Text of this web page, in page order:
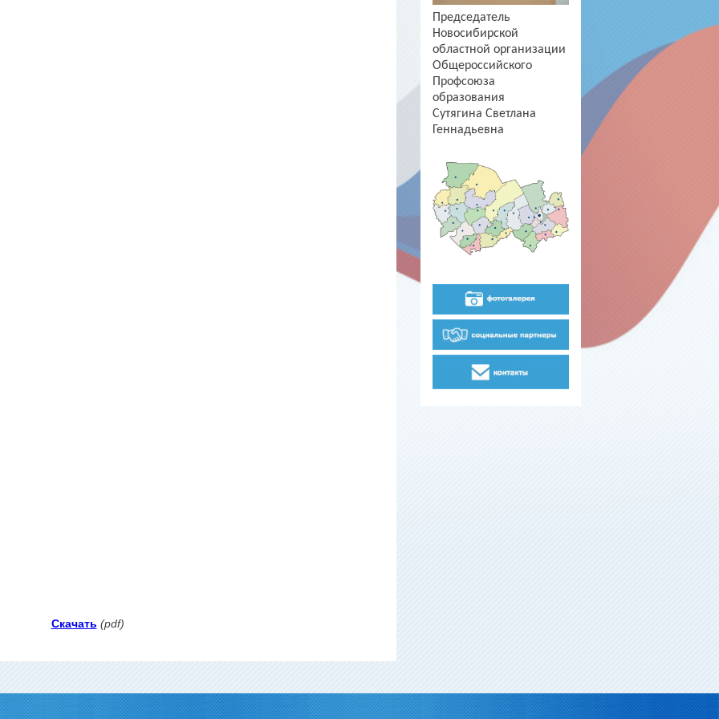
Скачать (pdf)
Председатель
Новосибирской
областной организации
Общероссийского
Профсоюза
образования
Сутягина Светлана
Геннадьевна